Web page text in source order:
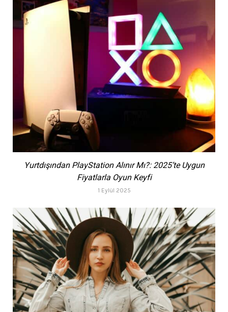
Yurtdışından PlayStation Alınır Mı?: 2025’te Uygun
Fiyatlarla Oyun Keyfi
1 Eylül 2025